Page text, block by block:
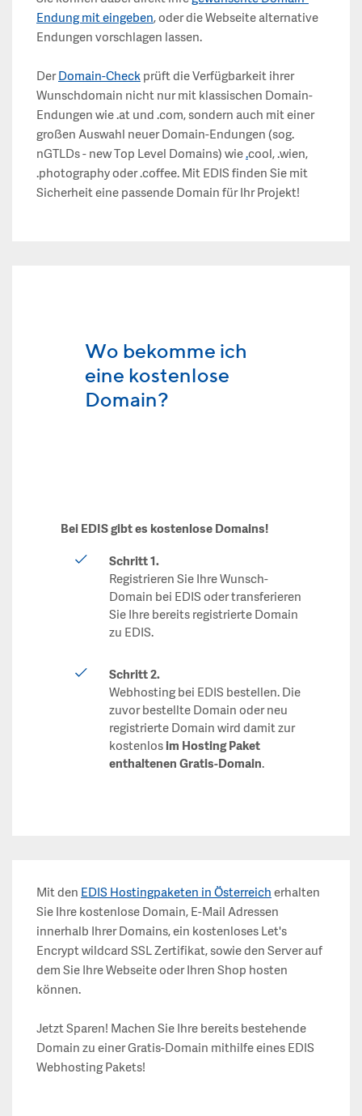
Endung mit eingeben, oder die Webseite alternative
Endungen vorschlagen lassen.
DerDomain-Check prüft die Verfügbarkeit ihrer
Wunschdomain nicht nur mit klassischen Domain-
Endungen wie .at und .com, sondern auch mit einer
großen Auswahl neuer Domain-Endungen (sog.
nGTLDs - new Top Level Domains) wie.cool, .wien,
.photography oder .coffee. Mit EDIS finden Sie mit
Sicherheit eine passende Domain für Ihr Projekt!
Wo bekomme ich
eine kostenlose
Domain?
Bei EDIS gibt es kostenlose Domains!
Schritt 1.
Registrieren Sie Ihre Wunsch-
Domain bei EDIS oder transferieren
Sie Ihre bereits registrierte Domain
zu EDIS.
Schritt 2.
Webhosting bei EDIS bestellen. Die
zuvor bestellte Domain oder neu
registrierte Domain wird damit zur
kostenlosim Hosting Paket
enthaltenen Gratis-Domain.
Mit den EDIS Hostingpaketen in Österreich erhalten
Sie Ihre kostenlose Domain, E-Mail Adressen
innerhalb Ihrer Domains, ein kostenloses Let's
Encrypt wildcard SSL Zertifikat, sowie den Server auf
dem Sie Ihre Webseite oder Ihren Shop hosten
können.
Jetzt Sparen! Machen Sie Ihre bereits bestehende
Domain zu einer Gratis-Domain mithilfe eines EDIS
Webhosting Pakets!